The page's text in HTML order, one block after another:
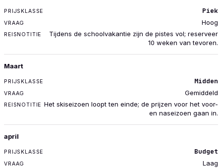
Piek
Hoog
Tijdens de schoolvakantie zijn de pistes vol; reserveer
10 weken van tevoren.
Maart
Midden
Gemiddeld
Het skiseizoen loopt ten einde; de prijzen voor het voor-
en naseizoen gaan in.
april
Budget
Laag